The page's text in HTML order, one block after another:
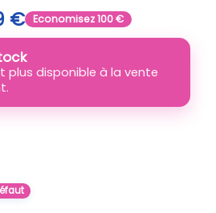
€ Economisez100€
plus disponible à la vente